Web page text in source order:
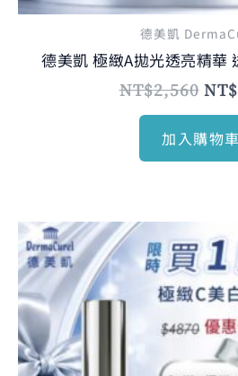
德美凱
德美凱 極緻A拋光透亮精華
NT$2,560 NT$
加入購物車
始
價
格：